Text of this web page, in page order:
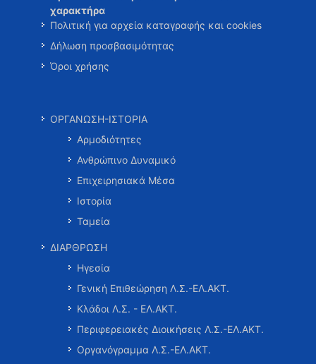
χαρακτήρα
Πολιτική για αρχεία καταγραφής και cookies
Δήλωση προσβασιμότητας
Όροι χρήσης
ΟΡΓΑΝΩΣΗ-ΙΣΤΟΡΙΑ
Αρμοδιότητες
Ανθρώπινο Δυναμικό
Επιχειρησιακά Μέσα
Ιστορία
Ταμεία
ΔΙΑΡΘΡΩΣΗ
Ηγεσία
Γενική Επιθεώρηση Λ.Σ.-ΕΛ.ΑΚΤ.
Κλάδοι Λ.Σ. - ΕΛ.ΑΚΤ.
Περιφερειακές Διοικήσεις Λ.Σ.-ΕΛ.ΑΚΤ.
Οργανόγραμμα Λ.Σ.-ΕΛ.ΑΚΤ.